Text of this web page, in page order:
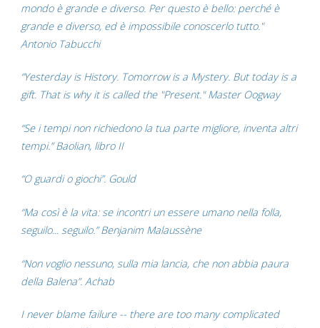
mondo è grande e diverso. Per questo è bello: perché è
grande e diverso, ed è impossibile conoscerlo tutto."
Antonio Tabucchi
“Yesterday is History. Tomorrow is a Mystery. But today is a
gift. That is why it is called the "Present." Master Oogway
“Se i tempi non richiedono la tua parte migliore, inventa altri
tempi.” Baolian, libro II
“O guardi o giochi”. Gould
“Ma così è la vita: se incontri un essere umano nella folla,
seguilo... seguilo.” Benjanim Malaussène
“Non voglio nessuno, sulla mia lancia, che non abbia paura
della Balena”. Achab
I never blame failure -- there are too many complicated